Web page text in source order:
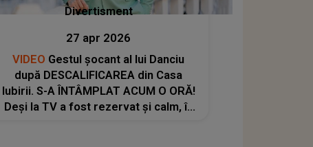
Divertisment
27 apr 2026
VIDEO Gestul șocant al lui Danciu
după DESCALIFICAREA din Casa
Iubirii. S-A ÎNTÂMPLAT ACUM O ORĂ!
Deși la TV a fost rezervat și calm, în